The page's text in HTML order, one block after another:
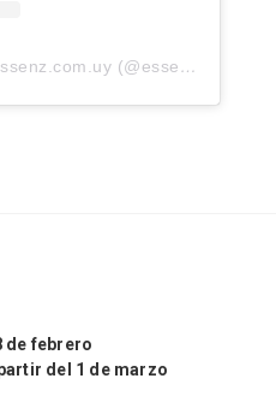
A post shared by essenz.com.uy (@essenz.com.uy)
de febrero
partir del 1 de marzo